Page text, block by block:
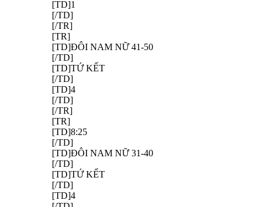
[TD]1
[/TD]
[/TR]
[TR]
[TD]ĐÔI NAM NỮ 41-50
[/TD]
[TD]TỨ KẾT
[/TD]
[TD]4
[/TD]
[/TR]
[TR]
[TD]8:25
[/TD]
[TD]ĐÔI NAM NỮ 31-40
[/TD]
[TD]TỨ KẾT
[/TD]
[TD]4